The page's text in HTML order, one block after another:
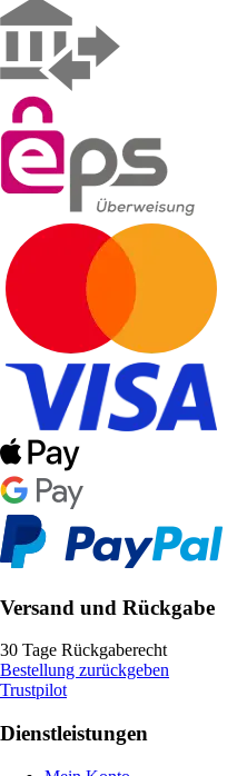
Versand und Rückgabe
30 Tage Rückgaberecht
Bestellung zurückgeben
Trustpilot
Dienstleistungen